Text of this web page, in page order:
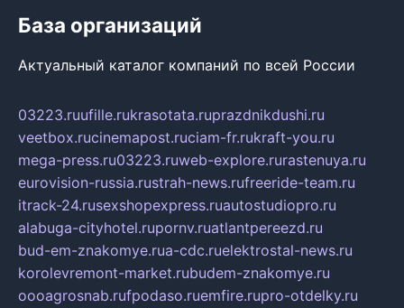
База организаций
Актуальный каталог компаний по всей России
03223.ruufille.rukrasotata.ruprazdnikdushi.ru
veetbox.rucinemapost.ruciam-fr.rukraft-you.ru
mega-press.ru03223.ruweb-explore.rurastenuya.ru
eurovision-russia.rustrah-news.rufreeride-team.ru
itrack-24.rusexshopexpress.ruautostudiopro.ru
alabuga-cityhotel.rupornv.ruatlantpereezd.ru
bud-em-znakomye.rua-cdc.ruelektrostal-news.ru
korolevremont-market.rubudem-znakomye.ru
oooagrosnab.rufpodaso.ruemfire.rupro-otdelky.ru